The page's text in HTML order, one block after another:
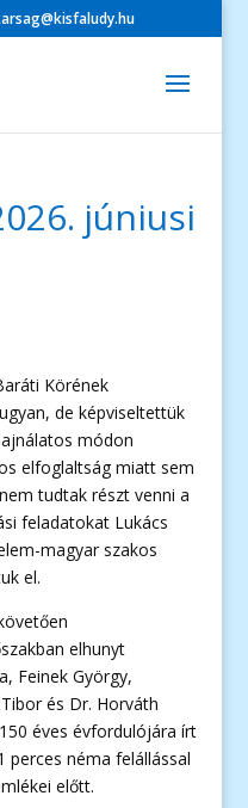
júniusi
Körének
de képviseltettük
módon
elfoglaltság miatt sem
tudtak részt venni a
feladatokat Lukács
magyar szakos
el.
elhunyt
Feinek György,
és Dr. Horváth
éves évfordulójára írt
perces néma felállással
előtt.